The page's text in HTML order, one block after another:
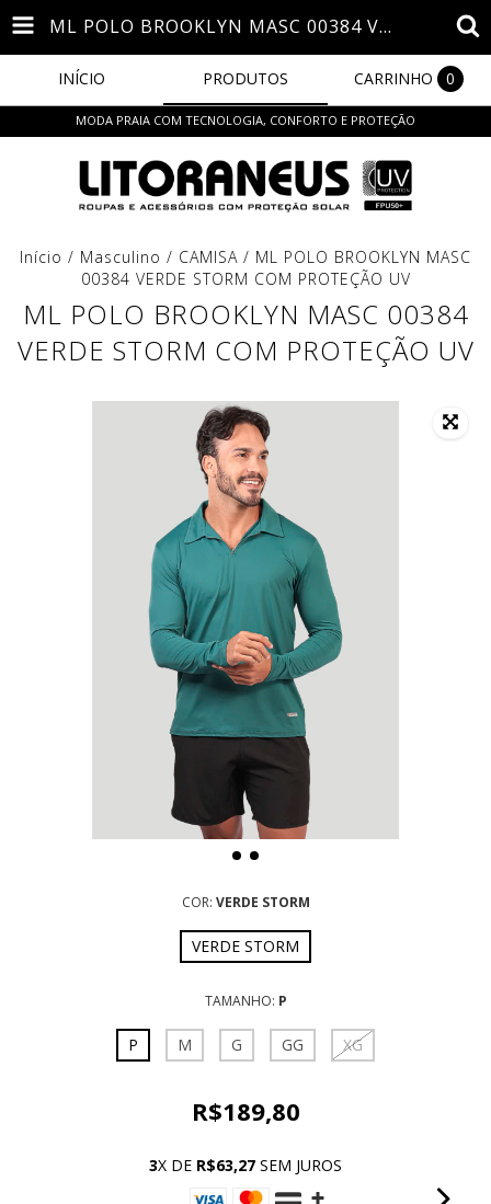
ML POLO BROOKLYN MASC 00384 VERDE STORM COM PROTEÇÃO UV
INÍCIO PRODUTOS CARRINHO 0
MODA PRAIA COM TECNOLOGIA, CONFORTO E PROTEÇÃO
Início / Masculino / CAMISA / ML POLO BROOKLYN MASC
00384 VERDE STORM COM PROTEÇÃO UV
ML POLO BROOKLYN MASC 00384
VERDE STORM COM PROTEÇÃO UV
COR: VERDE STORM
VERDE STORM
TAMANHO: P
P M G GG XG
R$189,80
3X DE R$63,27 SEM JUROS